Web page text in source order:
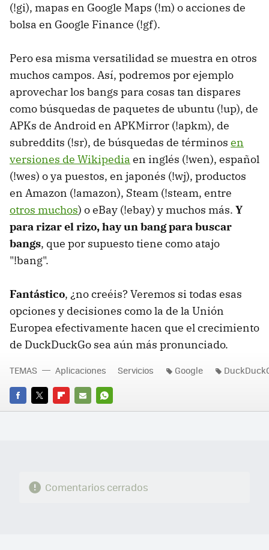
(!gi), mapas en Google Maps (!m) o acciones de
bolsa en Google Finance (!gf).
Pero esa misma versatilidad se muestra en otros
muchos campos. Así, podremos por ejemplo
aprovechar los bangs para cosas tan dispares
como búsquedas de paquetes de ubuntu (!up), de
APKs de Android en APKMirror (!apkm), de
subreddits (!sr), de búsquedas de términos en
versiones de Wikipedia en inglés (!wen), español
(!wes) o ya puestos, en japonés (!wj), productos
en Amazon (!amazon), Steam (!steam, entre
otros muchos) o eBay (!ebay) y muchos más. Y
para rizar el rizo, hay un bang para buscar
bangs, que por supuesto tiene como atajo
"!bang".
Fantástico, ¿no creéis? Veremos si todas esas
opciones y decisiones como la de la Unión
Europea efectivamente hacen que el crecimiento
de DuckDuckGo sea aún más pronunciado.
FACEBOOK
TWITTERFLIPBOARD
E-
WHATSAPP
TEMAS Aplicaciones Servicios Google
Comentarios cerrados